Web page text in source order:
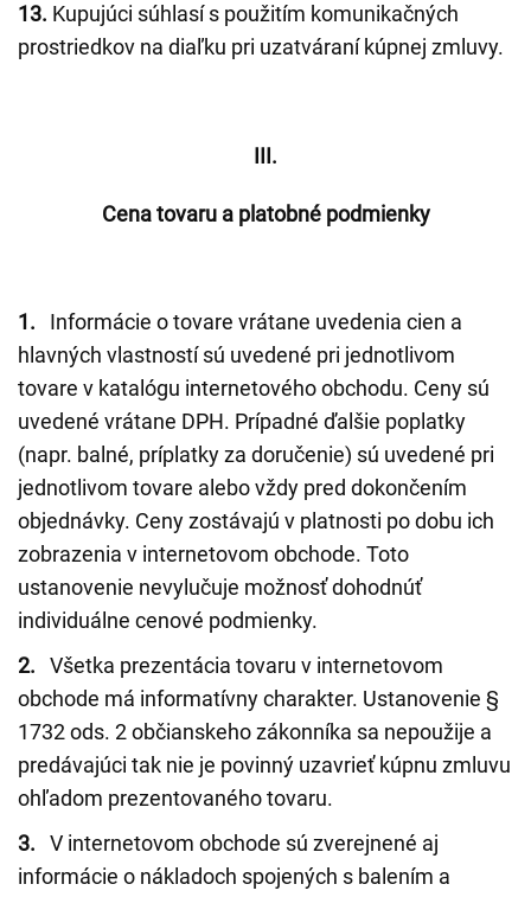
13. Kupujúci súhlasí s použitím komunikačných
prostriedkov na diaľku pri uzatváraní kúpnej zmluvy.
III.
Cena tovaru a platobné podmienky
1. Informácie o tovare vrátane uvedenia cien a
hlavných vlastností sú uvedené pri jednotlivom
tovare v katalógu internetového obchodu. Ceny sú
uvedené vrátane DPH. Prípadné ďalšie poplatky
(napr. balné, príplatky za doručenie) sú uvedené pri
jednotlivom tovare alebo vždy pred dokončením
objednávky. Ceny zostávajú v platnosti po dobu ich
zobrazenia v internetovom obchode. Toto
ustanovenie nevylučuje možnosť dohodnúť
individuálne cenové podmienky.
2.
Všetka prezentácia tovaru v internetovom
obchode má informatívny charakter. Ustanovenie §
1732 ods. 2 občianskeho zákonníka sa nepoužije a
predávajúci tak nie je povinný uzavrieť kúpnu zmluvu
ohľadom prezentovaného tovaru.
3.
V internetovom obchode sú zverejnené aj
informácie o nákladoch spojených s balením a